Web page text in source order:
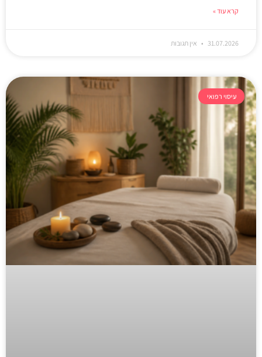
קרא עוד »
31.07.2026 אין תגובות
עיסוי רפואי